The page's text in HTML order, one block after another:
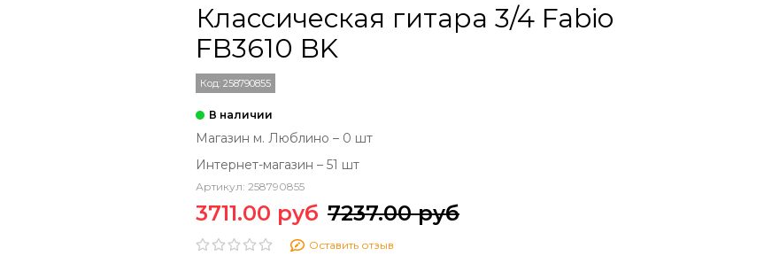
Классическая гитара 3/4 Fabio
FB3610 BK
Код: 258790855
Магазин м. Люблино – 0 шт
Интернет-магазин – 51 шт
Артикул: 258790855
3711.00 руб 7237.00 руб
Оставить отзыв